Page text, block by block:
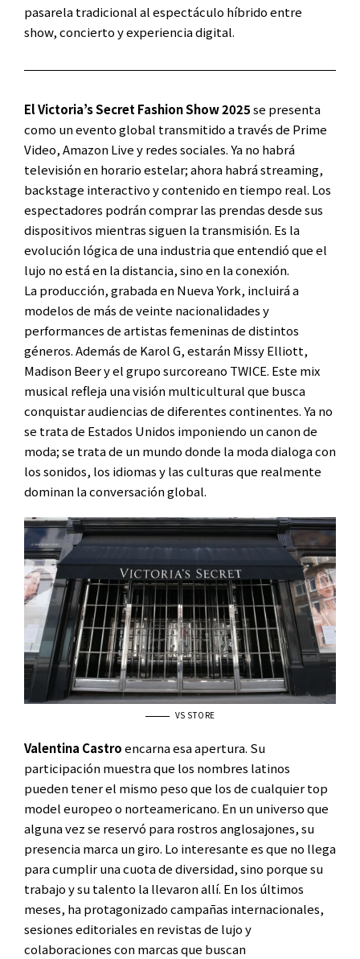
pasarela tradicional al espectáculo híbrido entre
show, concierto y experiencia digital.
El Victoria’s Secret Fashion Show 2025se presenta
como un evento global transmitido a través de Prime
Video, Amazon Live y redes sociales. Ya no habrá
televisión en horario estelar; ahora habrá streaming,
backstage interactivo y contenido en tiempo real. Los
espectadores podrán comprar las prendas desde sus
dispositivos mientras siguen la transmisión. Es la
evolución lógica de una industria que entendió que el
lujo no está en la distancia, sino en la conexión.
La producción, grabada en Nueva York, incluirá a
modelos de más de veinte nacionalidades y
performances de artistas femeninas de distintos
géneros. Además de Karol G, estarán Missy Elliott,
Madison Beer y el grupo surcoreano TWICE. Este mix
musical refleja una visión multicultural que busca
conquistar audiencias de diferentes continentes. Ya no
se trata de Estados Unidos imponiendo un canon de
moda; se trata de un mundo donde la moda dialoga con
los sonidos, los idiomas y las culturas que realmente
dominan la conversación global.
VS STORE
Valentina Castroencarna esa apertura. Su
participación muestra que los nombres latinos
pueden tener el mismo peso que los de cualquier top
model europeo o norteamericano. En un universo que
alguna vez se reservó para rostros anglosajones, su
presencia marca un giro. Lo interesante es que no llega
para cumplir una cuota de diversidad, sino porque su
trabajo y su talento la llevaron allí. En los últimos
meses, ha protagonizado campañas internacionales,
sesiones editoriales en revistas de lujo y
colaboraciones con marcas que buscan